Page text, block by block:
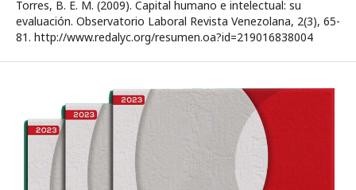
Torres, B. E. M. (2009). Capital humano e intelectual: su
evaluación. Observatorio Laboral Revista Venezolana, 2(3), 65-
81. http://www.redalyc.org/resumen.oa?id=219016838004